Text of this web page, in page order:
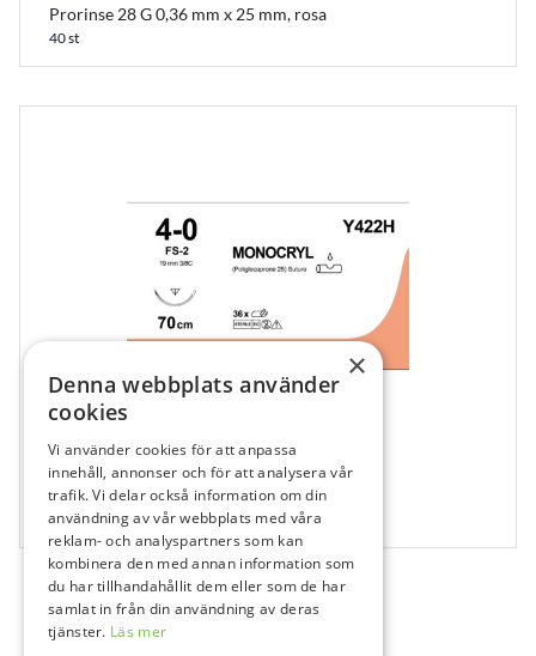
Prorinse 28 G 0,36 mm x 25 mm, rosa
40 st
Ethicon Sutur, Monocryl 4-0, FS-2, 70 cm
×
Denna webbplats använder
cookies
Vi använder cookies för att anpassa
innehåll, annonser och för att analysera vår
trafik. Vi delar också information om din
användning av vår webbplats med våra
reklam- och analyspartners som kan
kombinera den med annan information som
du har tillhandahållit dem eller som de har
samlat in från din användning av deras
tjänster. Läs mer